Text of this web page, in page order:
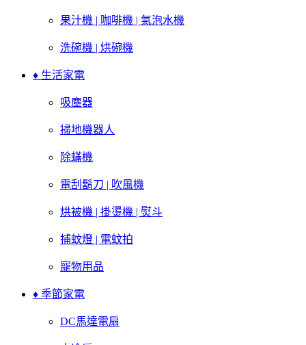
果汁機 | 咖啡機 | 氣泡水機
洗碗機 | 烘碗機
♦ 生活家電
吸塵器
掃地機器人
除蟎機
電刮鬍刀 | 吹風機
烘被機 | 掛燙機 | 熨斗
捕蚊燈 | 電蚊拍
寵物用品
♦ 季節家電
DC馬達電扇